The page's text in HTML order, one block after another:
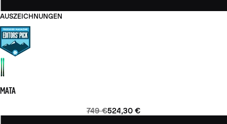
AUSZEICHNUNGEN
MATA
749 €524,30 €